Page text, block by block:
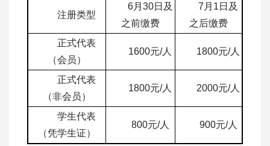
注册类型
6月30日及
之前缴费
7月1日及
之后缴费
正式代表
（会员）
1600元/人 1800元/人
正式代表
（非会员）
1800元/人 2000元/人
学生代表
（凭学生证）
800元/人 900元/人